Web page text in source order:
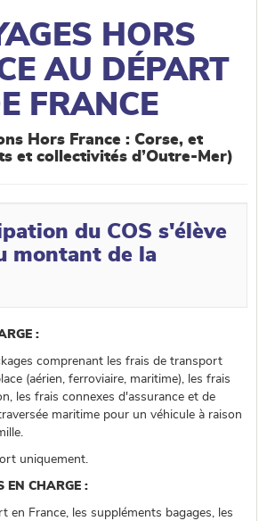
HORS
AU DÉPART
FRANCE
Hors France : Corse, et
et collectivités d’Outre-Mer)
du COS s'élève
montant de la
:
comprenant les frais de transport
(aérien, ferroviaire, maritime), les frais
les frais connexes d'assurance et de
maritime pour un véhicule à raison
uniquement.
EN CHARGE :
en France, les suppléments bagages, les